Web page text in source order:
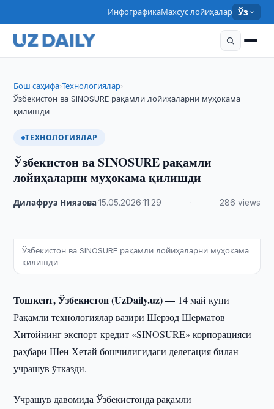
ИнфографикаМахсус лойиҳалар Ўз
Бош саҳифа›Технологиялар›
Ўзбекистон ва SINOSURE рақамли лойиҳаларни муҳокама
қилишди
ТЕХНОЛОГИЯЛАР
Ўзбекистон ва SINOSURE рақамли
лойиҳаларни муҳокама қилишди
Дилафруз Ниязова·15.05.2026 ·11:29 286 views
Ўзбекистон ва SINOSURE рақамли лойиҳаларни муҳокама
қилишди
Тошкент, Ўзбекистон (UzDaily.uz) — 14 май куни
Рақамли технологиялар вазири Шерзод Шерматов
Хитойнинг экспорт-кредит «SINOSURE» корпорацияси
раҳбари Шен Хетай бошчилигидаги делегация билан
учрашув ўтказди.
Учрашув давомида Ўзбекистонда рақамли